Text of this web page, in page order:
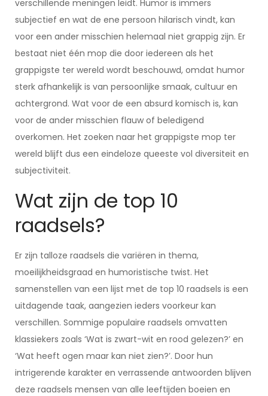
verschillende meningen leidt. Humor is immers
subjectief en wat de ene persoon hilarisch vindt, kan
voor een ander misschien helemaal niet grappig zijn. Er
bestaat niet één mop die door iedereen als het
grappigste ter wereld wordt beschouwd, omdat humor
sterk afhankelijk is van persoonlijke smaak, cultuur en
achtergrond. Wat voor de een absurd komisch is, kan
voor de ander misschien flauw of beledigend
overkomen. Het zoeken naar het grappigste mop ter
wereld blijft dus een eindeloze queeste vol diversiteit en
subjectiviteit.
Wat zijn de top 10
raadsels?
Er zijn talloze raadsels die variëren in thema,
moeilijkheidsgraad en humoristische twist. Het
samenstellen van een lijst met de top 10 raadsels is een
uitdagende taak, aangezien ieders voorkeur kan
verschillen. Sommige populaire raadsels omvatten
klassiekers zoals ‘Wat is zwart-wit en rood gelezen?’ en
‘Wat heeft ogen maar kan niet zien?’. Door hun
intrigerende karakter en verrassende antwoorden blijven
deze raadsels mensen van alle leeftijden boeien en